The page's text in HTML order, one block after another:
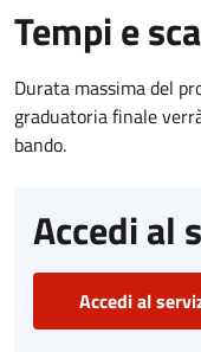
Tempi e
Durata massima del
graduatoria finale
bando.
Accedi al
Accedi al